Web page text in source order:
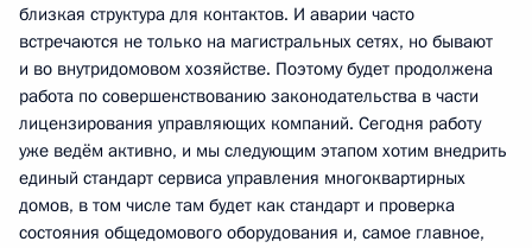
близкая структура для контактов. И аварии часто
встречаются не только на магистральных сетях, но бывают
и во внутридомовом хозяйстве. Поэтому будет продолжена
работа по совершенствованию законодательства в части
лицензирования управляющих компаний. Сегодня работу
уже ведём активно, и мы следующим этапом хотим внедрить
единый стандарт сервиса управления многоквартирных
домов, в том числе там будет как стандарт и проверка
состояния общедомового оборудования и, самое главное,